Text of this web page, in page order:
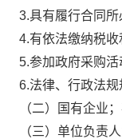
3.具有履行合同所
4.有依法缴纳税收
5.参加政府采购
6.法律、行政法规
（二）国有企业
（三）单位负责